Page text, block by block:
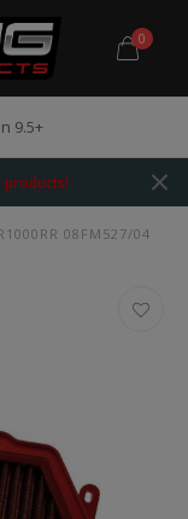
0
9.5+
08FM527/04